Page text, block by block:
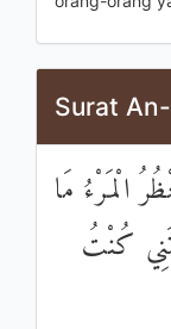
Surat
الْمَرْءُ مَا
كُنْتُ